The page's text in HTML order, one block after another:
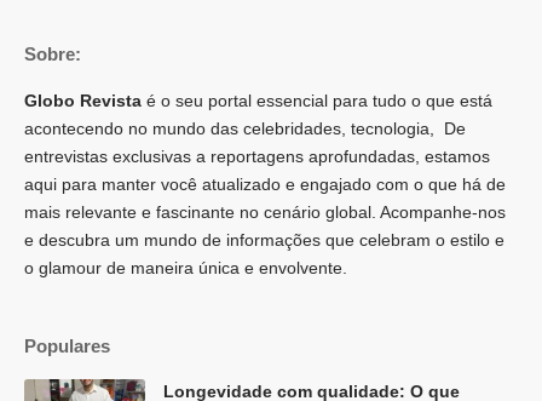
Sobre:
Globo Revista é o seu portal essencial para tudo o que está
acontecendo no mundo das celebridades, tecnologia, De
entrevistas exclusivas a reportagens aprofundadas, estamos
aqui para manter você atualizado e engajado com o que há de
mais relevante e fascinante no cenário global. Acompanhe-nos
e descubra um mundo de informações que celebram o estilo e
o glamour de maneira única e envolvente.
Populares
Longevidade com qualidade: O que